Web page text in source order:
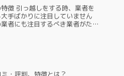
徴 引っ越しをする時、業者を
手ばかりに注目していません
者にも注目するべき業者がたく
・評判、特徴とは？